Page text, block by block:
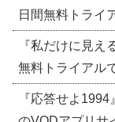
日間無料トライ
『私だけに見え
無料トライアル
『応答せよ